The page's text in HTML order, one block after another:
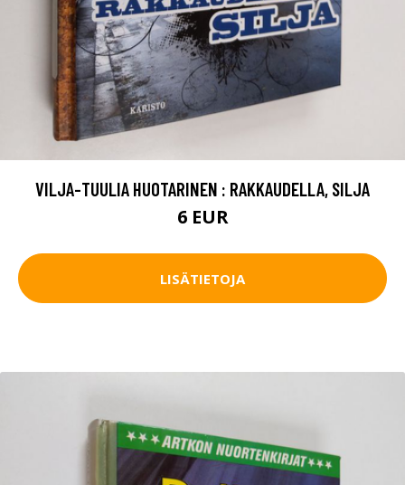
VILJA-TUULIA HUOTARINEN : RAKKAUDELLA, SILJA
6 EUR
LISÄTIETOJA